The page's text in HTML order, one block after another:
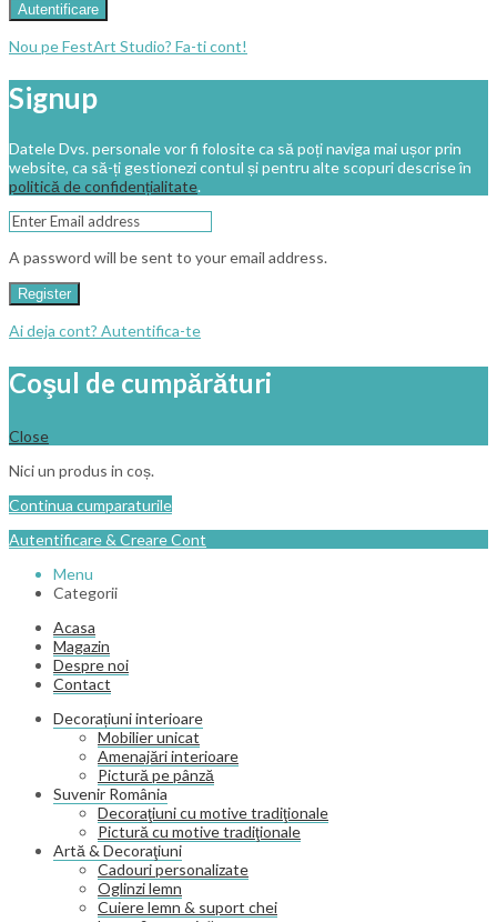
Autentificare
Nou pe FestArt Studio? Fa-ti cont!
Signup
Datele Dvs. personale vor fi folosite ca să poți naviga mai ușor prin
website, ca să-ți gestionezi contul și pentru alte scopuri descrise în
politică de confidențialitate.
A password will be sent to your email address.
Register
Ai deja cont? Autentifica-te
Coşul de cumpărături
Close
Nici un produs in coș.
Continua cumparaturile
Autentificare & Creare Cont
Menu
Categorii
Acasa
Magazin
Despre noi
Contact
Decorațiuni interioare
Mobilier unicat
Amenajări interioare
Pictură pe pânză
Suvenir România
Decoraţiuni cu motive tradiţionale
Pictură cu motive tradiţionale
Artă & Decoraţiuni
Cadouri personalizate
Oglinzi lemn
Cuiere lemn & suport chei